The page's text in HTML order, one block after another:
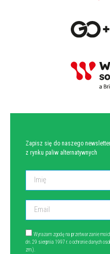
Zapisz się do naszego
z rynku paliw alternatywnych
Wyrażam zgodę na przetwarzanie
dn. 29 sierpnia 1997 r. o ochronie danych
zm.).